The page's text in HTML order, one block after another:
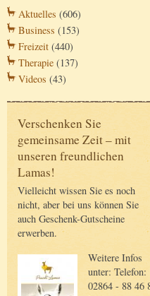
Aktuelles (606)
Business (153)
Freizeit (440)
Therapie (137)
Videos (43)
Verschenken Sie
gemeinsame Zeit – mit
unseren freundlichen
Lamas!
Vielleicht wissen Sie es noch
nicht, aber bei uns können Sie
auch Geschenk-Gutscheine
erwerben.
Weitere Infos
unter: Telefon:
02864 - 88 46